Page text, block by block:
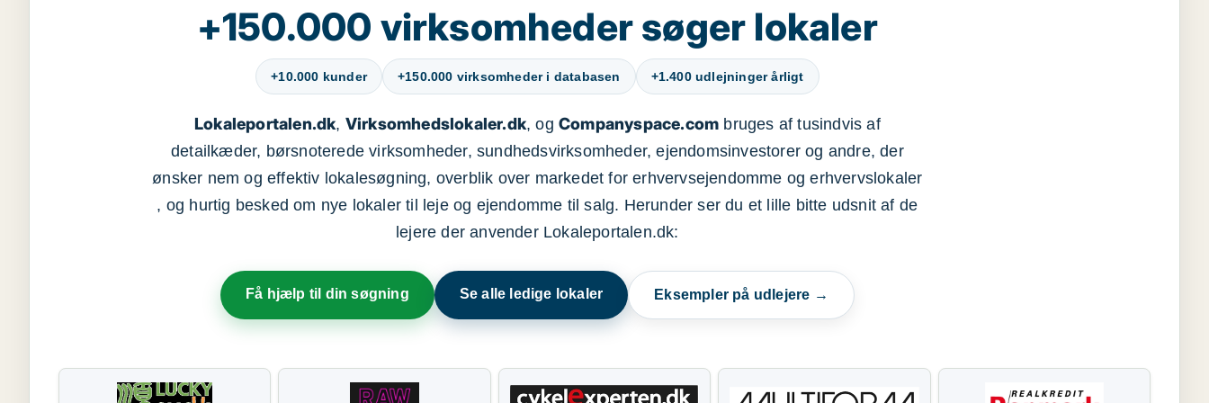
+150.000 virksomheder søger lokaler
+10.000 kunder +150.000 virksomheder i databasen +1.400 udlejninger årligt
Lokaleportalen.dk, Virksomhedslokaler.dk, og Companyspace.com bruges af tusindvis af
detailkæder, børsnoterede virksomheder, sundhedsvirksomheder, ejendomsinvestorer og andre, der
ønsker nem og effektiv lokalesøgning, overblik over markedet for erhvervsejendomme og erhvervslokaler
, og hurtig besked om nye lokaler til leje og ejendomme til salg. Herunder ser du et lille bitte udsnit af de
lejere der anvender Lokaleportalen.dk:
Få hjælp til din søgning Se alle ledige lokaler Eksempler på udlejere →